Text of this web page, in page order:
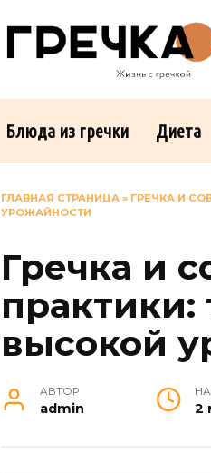
Блюда из гречки Диета
ГЛАВНАЯ СТРАНИЦА » ГРЕЧКА И
УРОЖАЙНОСТИ
Гречка и
практики:
высокой
АВТОР
admin 2